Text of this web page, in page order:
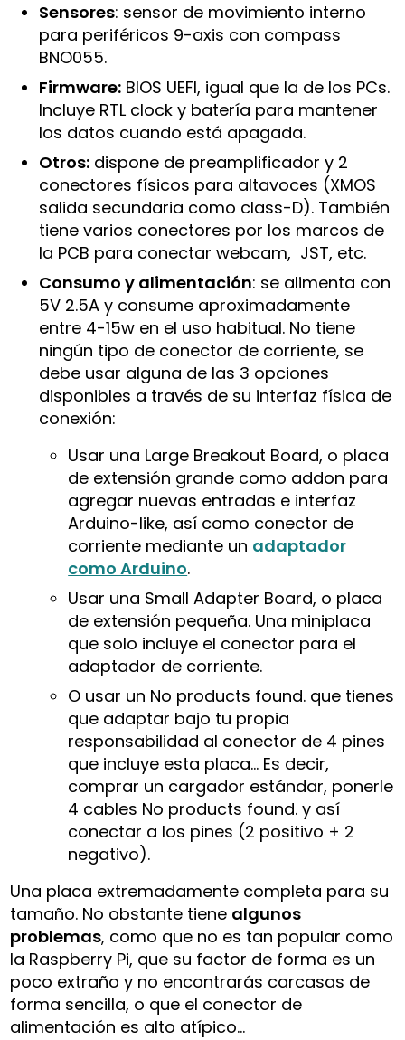
Sensores: sensor de movimiento interno
para periféricos 9-axis con compass
BNO055.
Firmware: BIOS UEFI, igual que la de los PCs.
Incluye RTL clock y batería para mantener
los datos cuando está apagada.
Otros: dispone de preamplificador y 2
conectores físicos para altavoces (XMOS
salida secundaria como class-D). También
tiene varios conectores por los marcos de
la PCB para conectar webcam, JST, etc.
Consumo y alimentación: se alimenta con
5V 2.5A y consume aproximadamente
entre 4-15w en el uso habitual. No tiene
ningún tipo de conector de corriente, se
debe usar alguna de las 3 opciones
disponibles a través de su interfaz física de
conexión:
Usar una Large Breakout Board, o placa
de extensión grande como addon para
agregar nuevas entradas e interfaz
Arduino-like, así como conector de
corriente mediante un adaptador
como Arduino.
Usar una Small Adapter Board, o placa
de extensión pequeña. Una miniplaca
que solo incluye el conector para el
adaptador de corriente.
O usar un No products found. que tienes
que adaptar bajo tu propia
responsabilidad al conector de 4 pines
que incluye esta placa… Es decir,
comprar un cargador estándar, ponerle
4 cables No products found. y así
conectar a los pines (2 positivo + 2
negativo).
Una placa extremadamente completa para su
tamaño. No obstante tiene algunos
problemas, como que no es tan popular como
la Raspberry Pi, que su factor de forma es un
poco extraño y no encontrarás carcasas de
forma sencilla, o que el conector de
alimentación es alto atípico…